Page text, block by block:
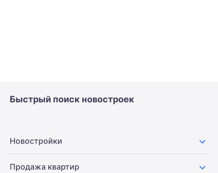
Быстрый поиск новостроек
Новостройки
Продажа квартир